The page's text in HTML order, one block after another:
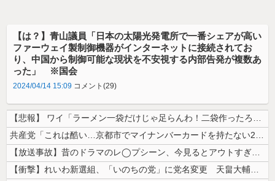
【は？】青山議員「日本の太陽光発電所で一番シェアが高い
ファーウェイ製制御機器がインターネットに接続されてお
り、中国から制御可能な現状を不安視する内部告発が複数あ
った」 ※国会
2024/04/14 15:09 コメント(29)
【悲報】 ワイ「ラーメン一袋だけじゃ足らんわ！二袋作ったろ！」→結果ｗ...
共産党「これは酷い…京都市でマイナンバーカードを持たない29万人がポイ...
【放送事故】昔のドラマのレ◯プシーン、今見るとアウトすぎる・・・
【衝撃】れいわ新選組、「いのちの党」に党名変更 天畠大輔氏が共同代表へ